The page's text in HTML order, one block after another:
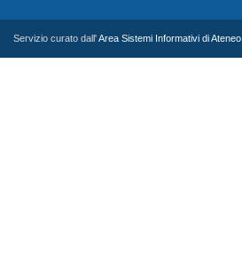
Servizio curato dall'Area Sistemi Informativi di Ateneo